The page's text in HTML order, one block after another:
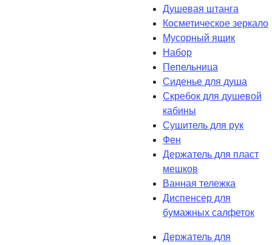
Душевая штанга
Косметическое зеркало
Мусорный ящик
Набор
Пепельница
Сиденье для душа
Скребок для душевой
кабины
Сушитель для рук
Фен
Держатель для пласт
мешков
Ванная тележка
Диспенсер для
бумажных салфеток
Держатель для